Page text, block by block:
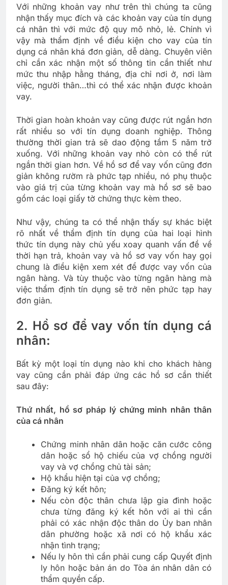
Với những khoản vay như trên thì chúng ta cũng
nhận thấy mục đích và các khoản vay của tín dụng
cá nhân thì với mức độ quy mô nhỏ, lẻ. Chính vì
vậy mà thẩm định về điều kiện cho vay của tín
dụng cá nhân khá đơn giản, dễ dàng. Chuyên viên
chỉ cần xác nhận một số thông tin cần thiết như
mức thu nhập hằng tháng, địa chỉ nơi ở, nơi làm
việc, người thân…thì có thể xác nhận được khoản
vay.
Thời gian hoàn khoản vay cũng được rút ngắn hơn
rất nhiều so với tín dụng doanh nghiệp. Thông
thường thời gian trả sẽ dao động tầm 5 năm trở
xuống. Với những khoản vay nhỏ còn có thể rút
ngắn thời gian hơn. Về hồ sơ để vay vốn cũng đơn
giản không rườm rà phức tạp nhiều, nó phụ thuộc
vào giá trị của từng khoản vay mà hồ sơ sẽ bao
gồm các loại giấy tờ chứng thực kèm theo.
Như vậy, chúng ta có thể nhận thấy sự khác biệt
rõ nhất về thẩm định tín dụng của hai loại hình
thức tín dụng này chủ yếu xoay quanh vấn đề về
thời hạn trả, khoản vay và hồ sơ vay vốn hay gọi
chung là điều kiện xem xét để được vay vốn của
ngân hàng. Và tùy thuộc vào từng ngân hàng mà
việc thẩm định tín dụng sẽ trở nên phức tạp hay
đơn giản.
2. Hồ sơ để vay vốn tín dụng cá
nhân:
Bất kỳ một loại tín dụng nào khi cho khách hàng
vay cũng cần phải đáp ứng các hồ sơ cần thiết
sau đây:
Thứ nhất, hồ sơ pháp lý chứng minh nhân thân
của cá nhân
Chứng minh nhân dân hoặc căn cước công
dân hoặc sổ hộ chiếu của vợ chồng người
vay và vợ chồng chủ tài sản;
Hộ khẩu hiện tại của vợ chồng;
Đăng ký kết hôn;
Nếu còn độc thân chưa lập gia đình hoặc
chưa từng đăng ký kết hôn với ai thì cần
phải có xác nhận độc thân do Ủy ban nhân
dân phường hoặc xã nơi có hộ khẩu xác
nhận tình trạng;
Nếu ly hôn thì cần phải cung cấp Quyết định
ly hôn hoặc bản án do Tòa án nhân dân có
thẩm quyền cấp.